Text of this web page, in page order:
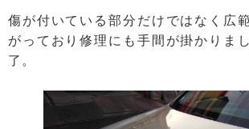
傷が付いている部分だけではなく広
がっており修理にも手間が掛かりま
了。